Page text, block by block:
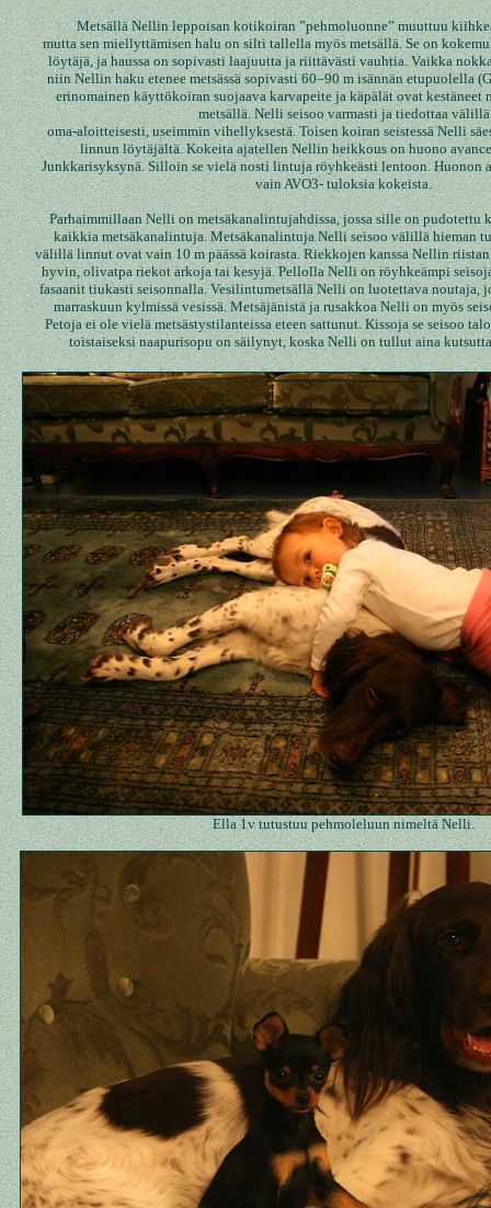
Metsällä Nellin leppoisan kotikoiran ”pehmoluonne” muuttuu
mutta sen miellyttämisen halu on silti tallella myös metsällä. Se on
löytäjä, ja haussa on sopivasti laajuutta ja riittävästi vauhtia. Vaikka
niin Nellin haku etenee metsässä sopivasti 60–90 m isännän etupuolella
erinomainen käyttökoiran suojaava karvapeite ja käpälät ovat kestäneet
metsällä. Nelli seisoo varmasti ja tiedottaa välillä
oma-aloitteisesti, useimmin vihellyksestä. Toisen koiran seistessä Nelli
linnun löytäjältä. Kokeita ajatellen Nellin heikkous on huono
Junkkarisyksynä. Silloin se vielä nosti lintuja röyhkeästi lentoon. Huonon
vain AVO3- tuloksia kokeista.
Parhaimmillaan Nelli on metsäkanalintujahdissa, jossa sille on pudotettu
kaikkia metsäkanalintuja. Metsäkanalintuja Nelli seisoo välillä hieman
välillä linnut ovat vain 10 m päässä koirasta. Riekkojen kanssa Nellin
hyvin, olivatpa riekot arkoja tai kesyjä. Pellolla Nelli on röyhkeämpi
fasaanit tiukasti seisonnalla. Vesilintumetsällä Nelli on luotettava noutaja,
marraskuun kylmissä vesissä. Metsäjänistä ja rusakkoa Nelli on myös
Petoja ei ole vielä metsästystilanteissa eteen sattunut. Kissoja se seisoo
toistaiseksi naapurisopu on säilynyt, koska Nelli on tullut aina
Ella 1v tutustuu pehmoleluun nimeltä Nelli.